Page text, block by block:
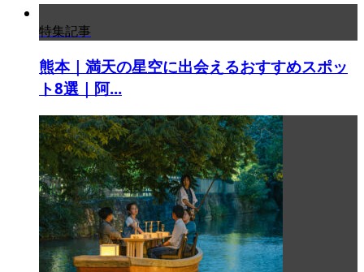
特集記事
熊本｜満天の星空に出会えるおすすめスポッ
ト8選｜阿...